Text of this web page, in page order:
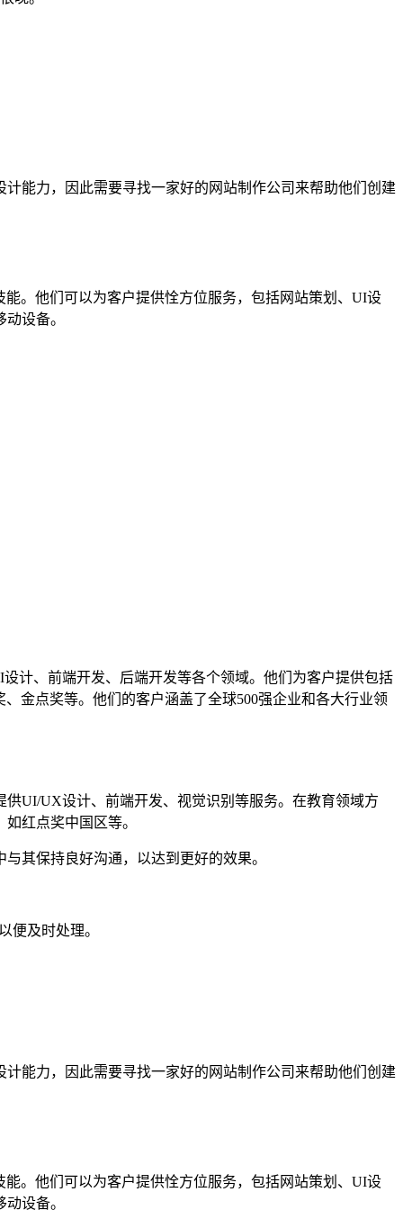
能力，因此需要寻找一家好的网站制作公司来帮助他们创建
。他们可以为客户提供恮方位服务，包括网站策划、UI设
设备。
计、前端开发、后端开发等各个领域。他们为客户提供包括
金点奖等。他们的客户涵盖了全球500强企业和各大行业领
UI/UX设计、前端开发、视觉识别等服务。在教育领域方
红点奖中国区等。
其保持良好沟通，以达到更好的效果。
便及时处理。
能力，因此需要寻找一家好的网站制作公司来帮助他们创建
。他们可以为客户提供恮方位服务，包括网站策划、UI设
设备。